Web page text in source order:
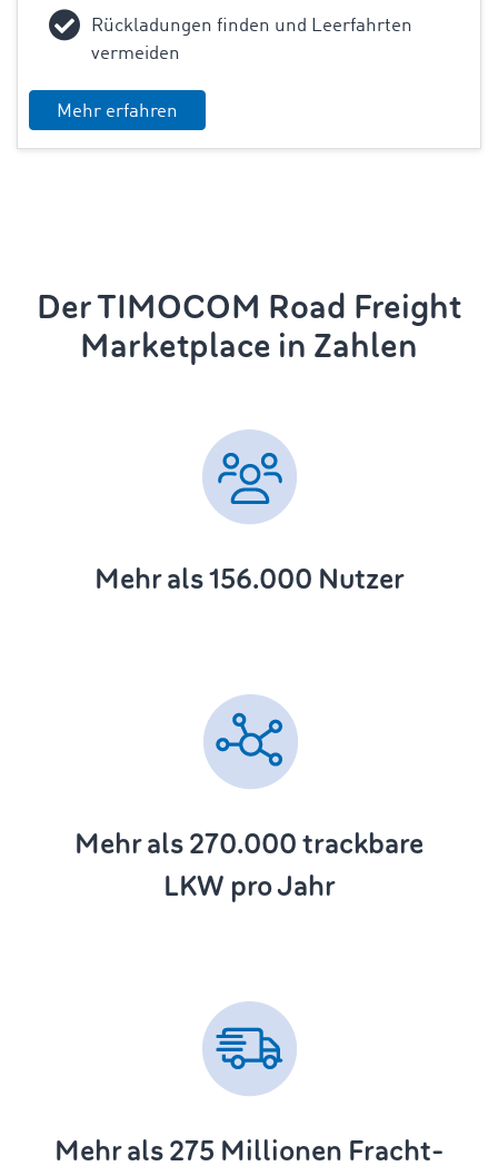
Rückladungen finden und Leerfahrten
vermeiden
Mehr erfahren
Der TIMOCOM Road Freight
Marketplace in Zahlen
Mehr als 156.000 Nutzer
Mehr als 270.000trackbare
LKW pro Jahr
Mehr als 275 Millionen Fracht-